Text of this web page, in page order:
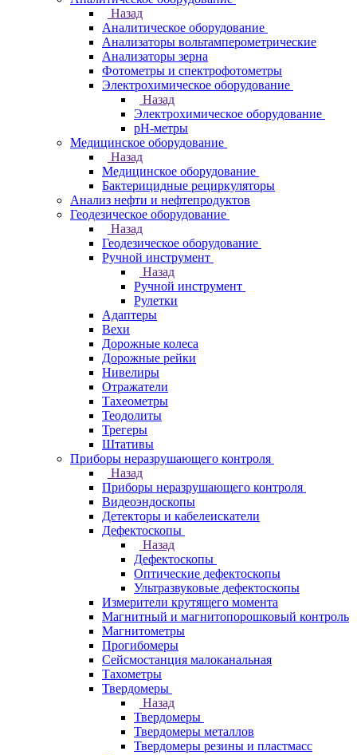
Назад
Аналитическое оборудование
Анализаторы вольтамперометрические
Анализаторы зерна
Фотометры и спектрофотометры
Электрохимическое оборудование
Назад
Электрохимическое оборудование
pH-метры
Медицинское оборудование
Назад
Медицинское оборудование
Бактерицидные рециркуляторы
Анализ нефти и нефтепродуктов
Геодезическое оборудование
Назад
Геодезическое оборудование
Ручной инструмент
Назад
Ручной инструмент
Рулетки
Адаптеры
Вехи
Дорожные колеса
Дорожные рейки
Нивелиры
Отражатели
Тахеометры
Теодолиты
Трегеры
Штативы
Приборы неразрушающего контроля
Назад
Приборы неразрушающего контроля
Видеоэндоскопы
Детекторы и кабелеискатели
Дефектоскопы
Назад
Дефектоскопы
Оптические дефектоскопы
Ультразвуковые дефектоскопы
Измерители крутящего момента
Магнитный и магнитопорошковый контроль
Магнитометры
Прогибомеры
Сейсмостанция малоканальная
Тахометры
Твердомеры
Назад
Твердомеры
Твердомеры металлов
Твердомеры резины и пластмасс